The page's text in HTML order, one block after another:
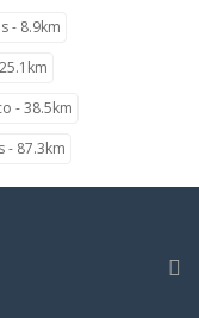
- 8.9km
- 38.5km
- 87.3km